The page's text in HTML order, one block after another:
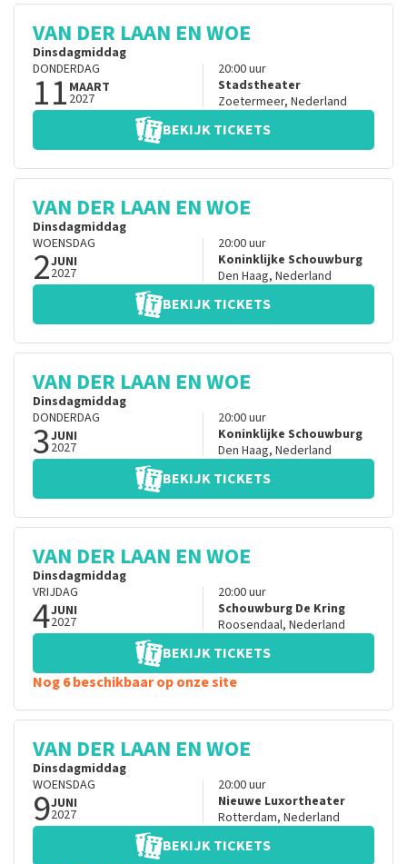
VAN DER LAAN EN WOE
Dinsdagmiddag
DONDERDAG
11 MAART
2027
20:00uur
Stadstheater
Zoetermeer, Nederland
BEKIJK TICKETS
VAN DER LAAN EN WOE
Dinsdagmiddag
WOENSDAG
2JUNI
2027
20:00uur
Koninklijke Schouwburg
Den Haag, Nederland
BEKIJK TICKETS
VAN DER LAAN EN WOE
Dinsdagmiddag
DONDERDAG
3JUNI
2027
20:00uur
Koninklijke Schouwburg
Den Haag, Nederland
BEKIJK TICKETS
VAN DER LAAN EN WOE
Dinsdagmiddag
VRIJDAG
4JUNI
2027
20:00uur
Schouwburg De Kring
Roosendaal, Nederland
BEKIJK TICKETS
Nog 6 beschikbaar op onze site
VAN DER LAAN EN WOE
Dinsdagmiddag
WOENSDAG
9JUNI
2027
20:00uur
Nieuwe Luxortheater
Rotterdam, Nederland
BEKIJK TICKETS